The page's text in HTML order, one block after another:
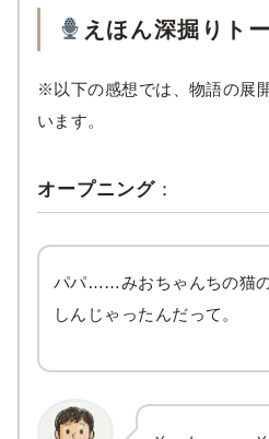
えほん深掘りト
※以下の感想では、物語の展
います。
オープニング ：
パパ……みおちゃんちの猫の
しんじゃったんだって。